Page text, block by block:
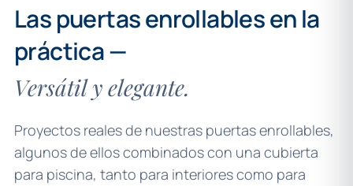
Las puertas enrollables en la
práctica —
Versátil y elegante.
Proyectos reales de nuestras puertas enrollables,
algunos de ellos combinados con una cubierta
para piscina, tanto para interiores como para